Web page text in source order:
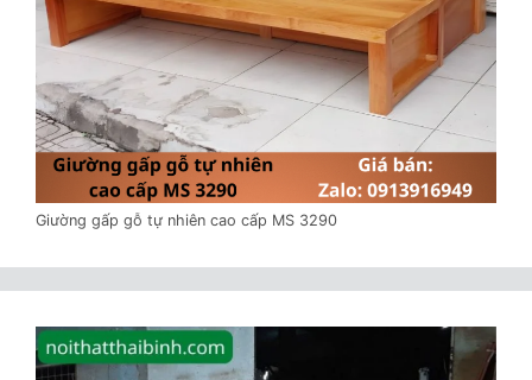
Giường gấp gỗ tự nhiên cao cấp MS 3290